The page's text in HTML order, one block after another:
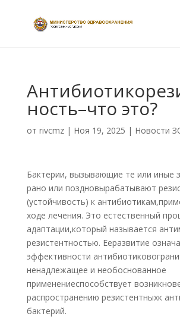
ность–что это?
от rivcmz| Ноя 19, 2025 | Новости
Бактерии, вызывающие те или иные
рано или поздновырабатывают
(устойчивость) к
ходе лечения. Это естественный
адаптации,который называется
резистентностью. Ееразвитие
эффективности
ненадлежащее и необоснованное
применениеспособствует
распространению резистентныхк
бактерий.